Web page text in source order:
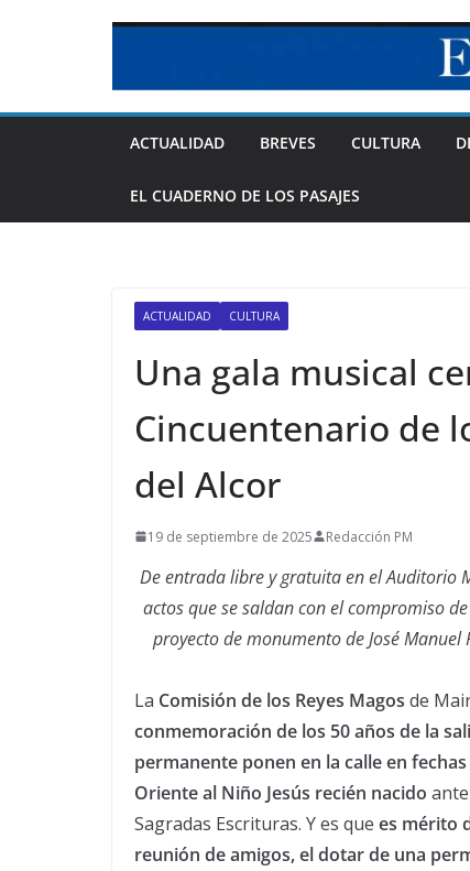
ACTUALIDAD BREVES CULTURA
EL CUADERNO DE LOS PASAJES
ACTUALIDAD CULTURA
Una gala musical
Cincuentenario de
del Alcor
19 de septiembre de 2025 Redacción PM
De entrada libre y gratuita en el Auditorio
actos que se saldan con el compromiso
proyecto de monumento de José
La Comisión de los Reyes Magos de
conmemoración de los 50 años de la
permanente ponen en la calle en
Oriente al Niño Jesús recién nacido
Sagradas Escrituras. Y es que es mérito
reunión de amigos, el dotar de una